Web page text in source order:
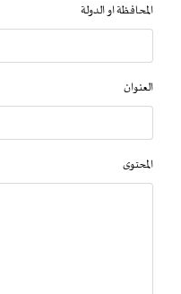
المحافظة او الدولة
العنوان
المحتوى